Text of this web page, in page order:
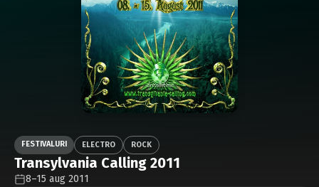
Caută în site...
FESTIVALURI ELECTRO ROCK
Transylvania Calling 2011
8–15 aug 2011